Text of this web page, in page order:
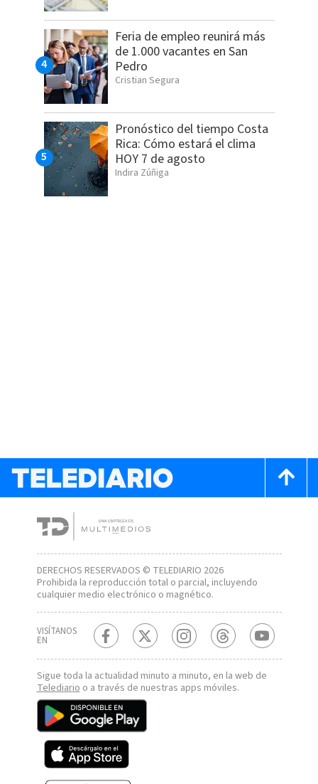
Feria de empleo reunirá más
de 1.000 vacantes en San
Pedro
Cristian Segura
Pronóstico del tiempo Costa
Rica: Cómo estará el clima
HOY 7 de agosto
Indira Zúñiga
DERECHOS RESERVADOS © TELEDIARIO 2026
Prohibida la reproducción total o parcial, incluyendo
cualquier medio electrónico o magnético.
VISÍTANOS
EN
Sigue toda la actualidad minuto a minuto, en la web de
Telediarioo a través de nuestras apps móviles.